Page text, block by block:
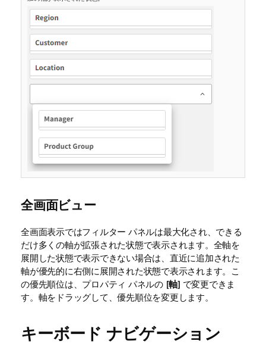
全画面ビュー
全画面表示ではフィルター パネルは最大化され、できる
だけ多くの軸が拡張された状態で表示されます。全軸を
展開した状態で表示できない場合は、直近に追加された
軸が優先的に右側に展開された状態で表示されます。こ
の優先順位は、プロパティ パネルの [軸] で変更できま
す。軸をドラッグして、優先順位を変更します。
キーボード ナビゲーション